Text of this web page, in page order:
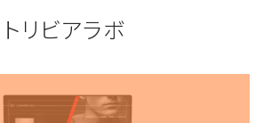
トリビアラボ